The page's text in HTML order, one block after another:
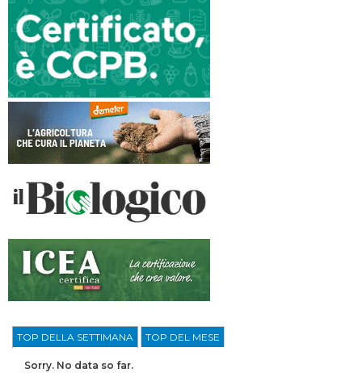
TOP DELLA SETTIMANA TOP DEL MESE
Sorry. No data so far.